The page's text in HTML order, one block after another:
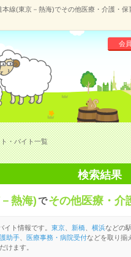
本線(東京－熱海)でその他医療・介護・
会
・バイト一覧
検索結果
熱海)で その他医療・介
イト情報です。 東京、 新橋、 横浜などの
助手、 医療事務・病院受付などを取り揃
けます。